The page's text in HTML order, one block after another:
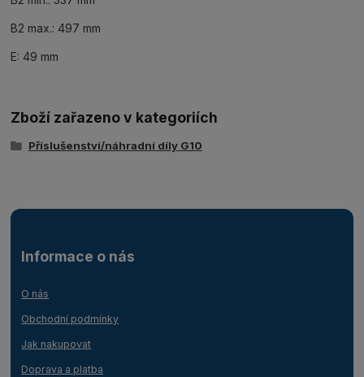
B2 max.: 497 mm
E: 49 mm
Zboží zařazeno v kategoriích
Příslušenství/náhradní díly G10
Informace o nás
O nás
Obchodní podmínky
Jak nakupovat
Doprava a platba